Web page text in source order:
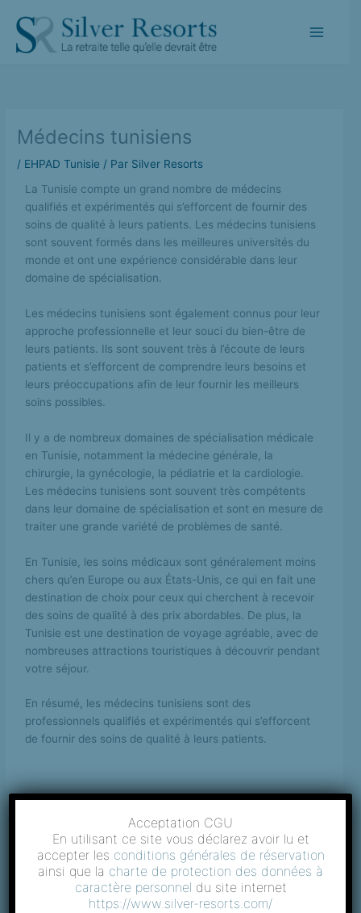
contenu
Médecins tunisiens
/ EHPAD Tunisie / Par Silver Resorts
La Tunisie compte un grand nombre de médecins
qualifiés et expérimentés qui s’efforcent de fournir des
soins de qualité à leurs patients. Les médecins tunisiens
sont souvent formés dans les meilleures universités du
monde et ont une expérience considérable dans leur
domaine de spécialisation.
Les médecins tunisiens sont également connus pour leur
approche professionnelle et leur souci du bien-être de
leurs patients. Ils sont souvent très à l’écoute de leurs
patients et s’efforcent de comprendre leurs besoins et
leurs préoccupations afin de leur fournir les meilleurs
soins possibles.
Il y a de nombreux domaines de spécialisation médicale
en Tunisie, notamment la médecine générale, la
chirurgie, la gynécologie, la pédiatrie et la cardiologie.
Les médecins tunisiens sont souvent très compétents
dans leur domaine de spécialisation et sont en mesure de
traiter une grande variété de problèmes de santé.
En Tunisie, les soins médicaux sont généralement moins
chers qu’en Europe ou aux États-Unis, ce qui en fait une
destination de choix pour ceux qui cherchent à recevoir
des soins de qualité à des prix abordables. De plus, la
Tunisie est une destination de voyage agréable, avec de
nombreuses attractions touristiques à découvrir pendant
votre séjour.
En résumé, les médecins tunisiens sont des
professionnels qualifiés et expérimentés qui s’efforcent
de fournir des soins de qualité à leurs patients.
Acceptation CGU
En utilisant ce site vous déclarez avoir lu et
accepter les conditions générales de réservation
ainsi que la charte de protection des données à
caractère personnel du site internet
https://www.silver-resorts.com/